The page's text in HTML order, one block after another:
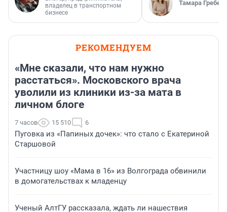
владелец в транспортном
бизнесе
Тамара
РЕКОМЕНДУЕМ
«Мне сказали, что нам нужно
расстаться». Московского врача
уволили из клиники из-за мата в
личном блоге
7 часов 15 510 6
Пуговка из «Папиных дочек»: что стало с Екатериной
Старшовой
Участницу шоу «Мама в 16» из Волгограда обвинили
в домогательствах к младенцу
Ученый АлтГУ рассказала, ждать ли нашествия